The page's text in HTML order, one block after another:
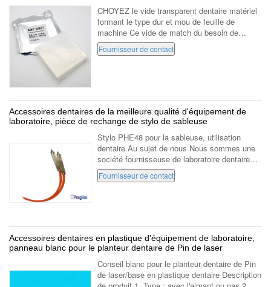
CHOYEZ le vide transparent dentaire matériel
formant le type dur et mou de feuille de
machine Ce vide de match du besoin de
produit pour modeler la machine une utilisation
1.0mm (20pcs/bag) 1.5mm (15pcs/bag) 2...
Fournisseur de contact
Accessoires dentaires de la meilleure qualité d'équipement de
laboratoire, pièce de rechange de stylo de sableuse
Stylo PHE48 pour la sableuse, utilisation
dentaire Au sujet de nous Nous sommes une
société fournisseuse de laboratoire dentaire
qui s'est spécialisée dans la fabrication et le
marketing du laboratoire dentaire ...
Fournisseur de contact
Accessoires dentaires en plastique d'équipement de laboratoire,
panneau blanc pour le planteur dentaire de Pin de laser
Conseil blanc pour le planteur dentaire de Pin
de laser/base en plastique dentaire Description